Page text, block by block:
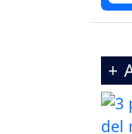
+